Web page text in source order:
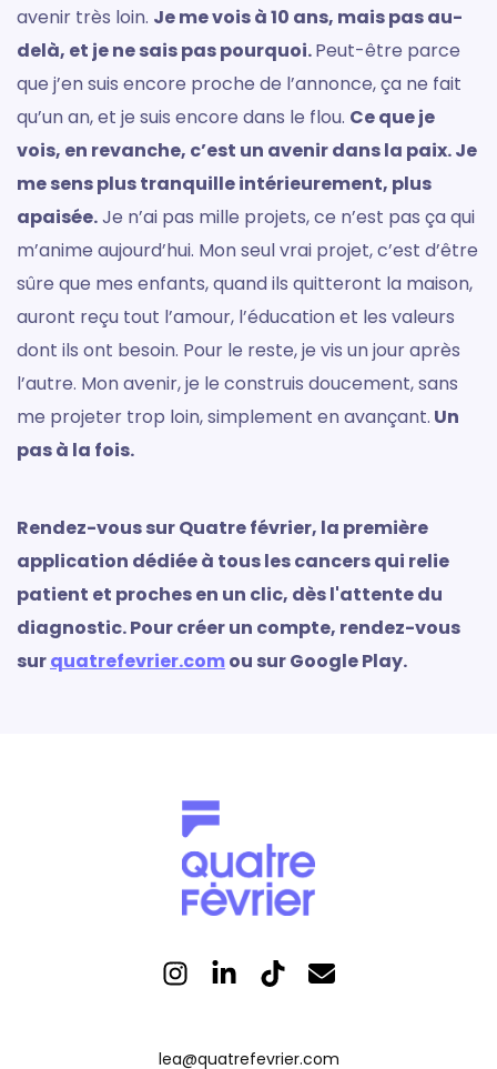
avenir très loin. Je me vois à 10 ans, mais pas au-
delà, et je ne sais pas pourquoi.Peut-être parce
que j’en suis encore proche de l’annonce, ça ne fait
qu’un an, et je suis encore dans le flou. Ce que je
vois, en revanche, c’est un avenir dans la paix. Je
me sens plus tranquille intérieurement, plus
apaisée.Je n’ai pas mille projets, ce n’est pas ça qui
m’anime aujourd’hui. Mon seul vrai projet, c’est d’être
sûre que mes enfants, quand ils quitteront la maison,
auront reçu tout l’amour, l’éducation et les valeurs
dont ils ont besoin. Pour le reste, je vis un jour après
l’autre. Mon avenir, je le construis doucement, sans
me projeter trop loin, simplement en avançant. Un
pas à la fois.
Rendez-vous sur Quatre février, la première
application dédiée à tous les cancers qui relie
patient et proches en un clic, dès l'attente du
diagnostic. Pour créer un compte, rendez-vous
surquatrefevrier.comou sur Google Play.
lea@quatrefevrier.com